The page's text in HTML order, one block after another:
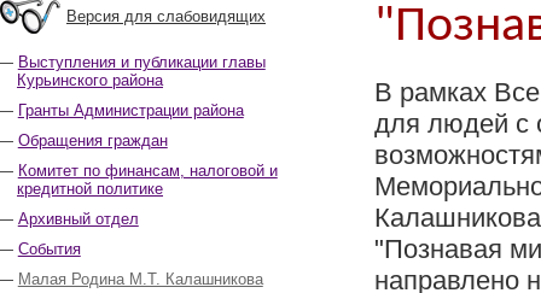
Версия для слабовидящих
Выступления и публикации главы
Курьинского района
Гранты Администрации района
Обращения граждан
Комитет по финансам, налоговой и
кредитной политике
Архивный отдел
События
Малая Родина М.Т. Калашникова
В рамках
для людей с
"Познавая
направлено